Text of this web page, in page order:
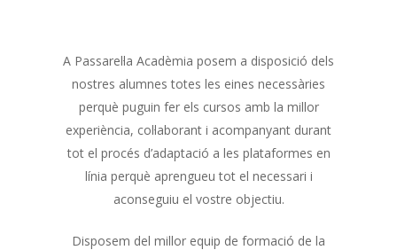
A Passarel·la Acadèmia posem a disposició dels
nostres alumnes totes les eines necessàries
perquè puguin fer els cursos amb la millor
experiència, col·laborant i acompanyant durant
tot el procés d’adaptació a les plataformes en
línia perquè aprengueu tot el necessari i
aconseguiu el vostre objectiu.
Disposem del millor equip de formació de la